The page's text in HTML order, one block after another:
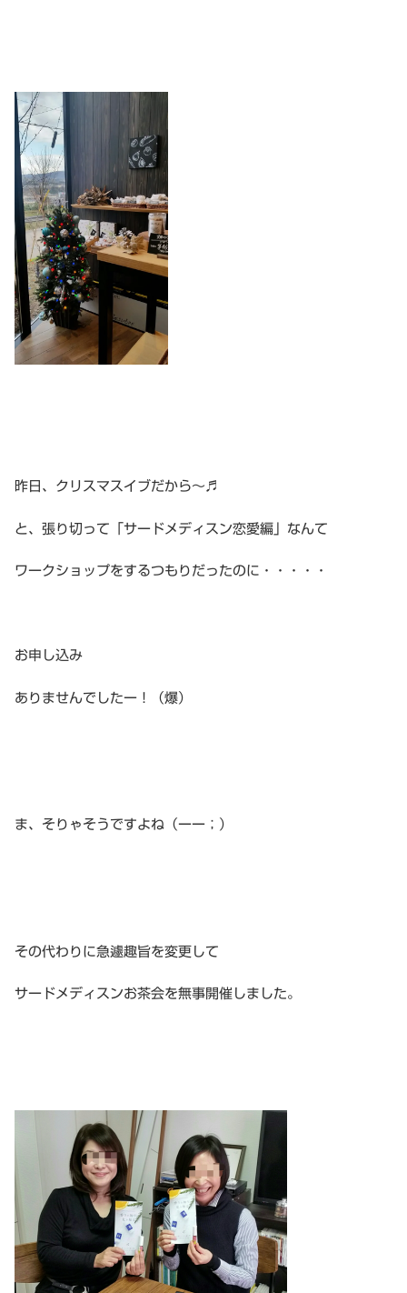
昨日、クリスマスイブだから〜♬
と、張り切って「サードメディスン恋愛編」なんて
ワークショップをするつもりだったのに・・・・・
お申し込み
ありませんでしたー！（爆）
ま、そりゃそうですよね（ーー；）
その代わりに急遽趣旨を変更して
サードメディスンお茶会を無事開催しました。